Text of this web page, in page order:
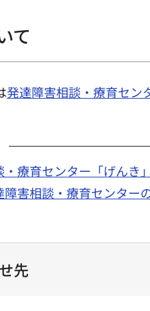
て
発達障害相談・療育セン
・療育センター「げん
害相談・療育センター
先